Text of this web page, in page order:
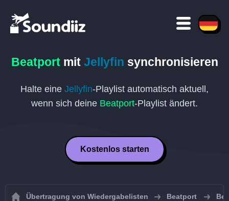
Beatportmit Jellyfin synchronisieren
Halte eine Jellyfin-Playlist automatisch aktuell,
wenn sich deine Beatport-Playlist ändert.
Kostenlos starten
Übertragung von Wiedergabelisten Beatport